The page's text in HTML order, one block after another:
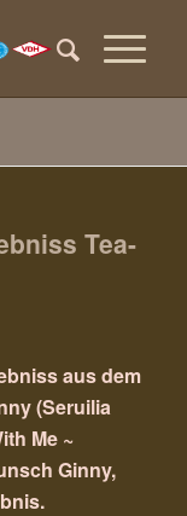
Tea-
aus dem
(Seruilia
Me ~
Ginny,